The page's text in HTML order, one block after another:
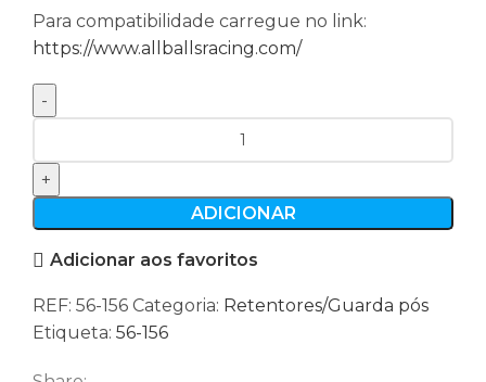
Para compatibilidade carregue no link:
https://www.allballsracing.com/
de
Retentor
56-
ADICIONAR
Adicionar aos favoritos
REF: 56-156 Categoria: Retentores/Guarda pós
Etiqueta: 56-156